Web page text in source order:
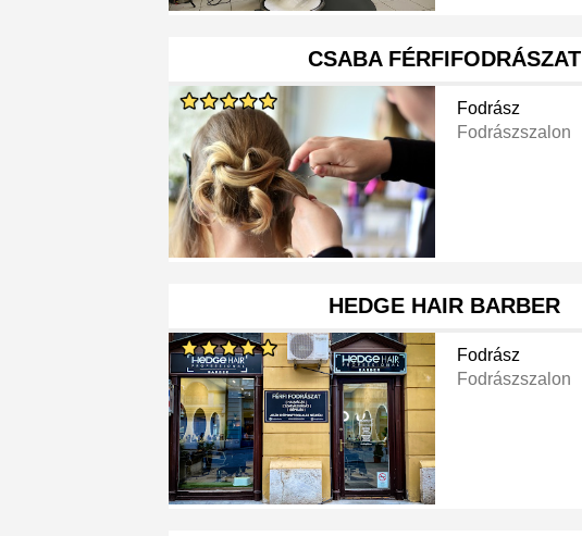
CSABA FÉRFIFODRÁSZAT
Fodrász
Fodrászszalon
HEDGE HAIR BARBER
Fodrász
Fodrászszalon